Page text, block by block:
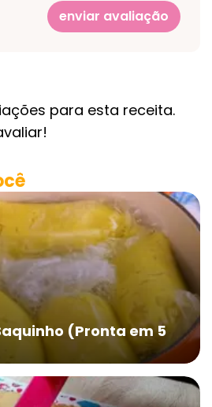
enviar avaliação
para esta receita.
(Pronta em 5